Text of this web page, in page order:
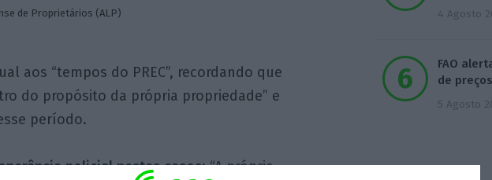
de Proprietários (ALP)
aos “tempos do PREC”, recordando que
do propósito da própria propriedade” e
período.
policial nestes casos: “A própria
4 Agosto
FAO
de
5 Agosto